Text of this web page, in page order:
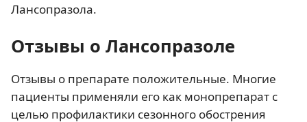
Лансопразола.
Отзывы о Лансопразоле
Отзывы о препарате положительные. Многие
пациенты применяли его как монопрепарат с
целью профилактики сезонного обострения